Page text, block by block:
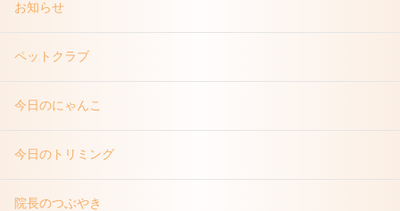
お知らせ
ペットクラブ
今日のにゃんこ
今日のトリミング
院長のつぶやき